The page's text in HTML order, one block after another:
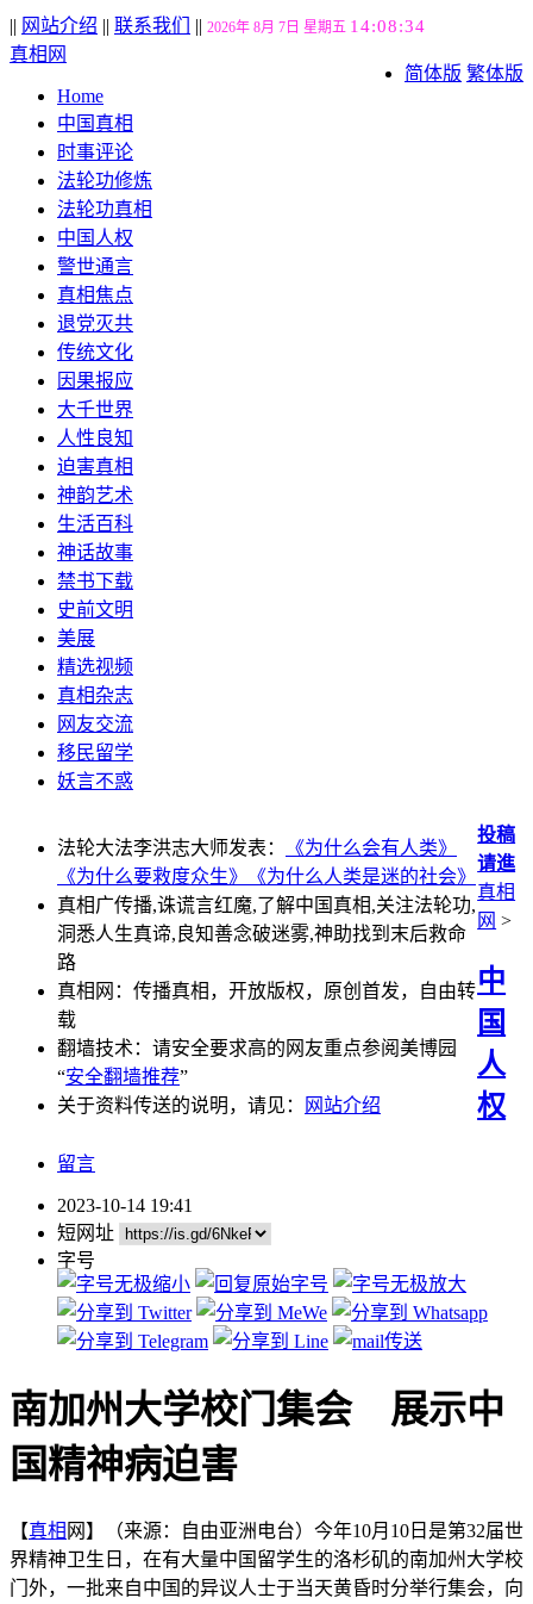
|| 网站介绍 || 联系我们 || 2026年 8月 7日 星期五 14:08:35
简体版 繁体版
真相网
Home
中国真相
时事评论
法轮功修炼
法轮功真相
中国人权
警世通言
真相焦点
退党灭共
传统文化
因果报应
大千世界
人性良知
迫害真相
神韵艺术
生活百科
神话故事
禁书下载
史前文明
美展
精选视频
真相杂志
网友交流
移民留学
妖言不惑
法轮大法李洪志大师发表：
《为什么会有人类》
《为什么要救度众生》
《为什么人类是迷的社会》
真相广传播,诛谎言红魔,了解中国真相,关注法轮功,
洞悉人生真谛,良知善念破迷雾,神助找到末后救命
路
真相网：传播真相，开放版权，原创首发，自由转
载
翻墙技术：请安全要求高的网友重点参阅美博园
“安全翻墙推荐”
关于资料传送的说明，请见：
网站介绍
投稿
请進
真相
网 >
中
国
人
权
留言
2023-10-14 19:41
短网址
字号
南加州大学校门集会 展示中
国精神病迫害
【真相 网】（来源：自由亚洲电台）今年10月10日是第32届世
界精神卫生日，在有大量中国留学生的洛杉矶的南加州大学校
门外，一批来自中国的异议人士于当天黄昏时分举行集会，向